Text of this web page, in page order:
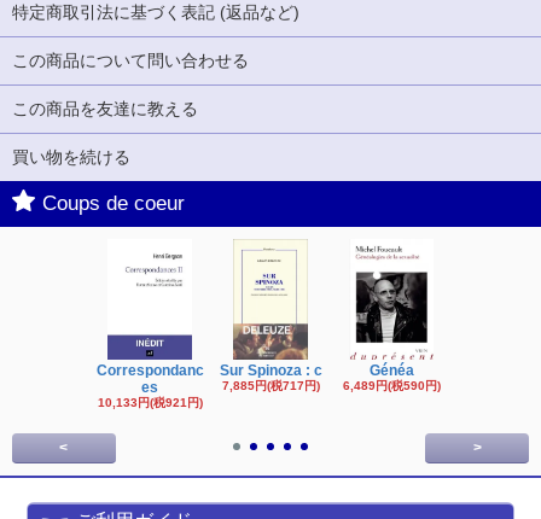
特定商取引法に基づく表記 (返品など)
この商品について問い合わせる
この商品を友達に教える
買い物を続ける
Coups de coeur
Correspondanc
es
10,133円(税921円)
Sur Spinoza : c
7,885円(税717円)
Généa
6,489円(税590円)
< >